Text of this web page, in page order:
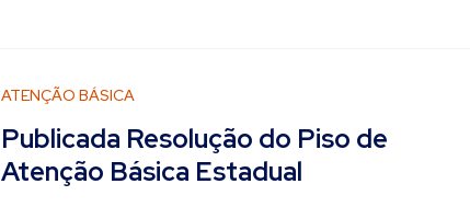
ATENÇÃO BÁSICA
Publicada Resolução do Piso de
Atenção Básica Estadual